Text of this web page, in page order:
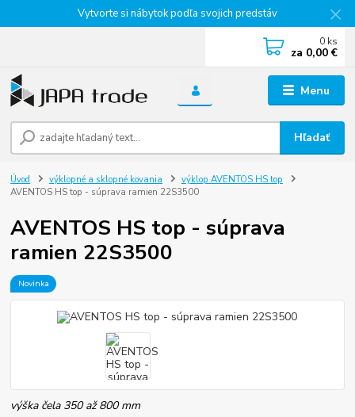
Vytvorte si nábytok podľa svojich predstáv
Menu
Hľadať
0 ks
za 0,00 €
Úvod výklopné a sklopné kovania
výklop AVENTOS HS top
AVENTOS HS top - súprava ramien 22S3500
AVENTOS HS top - súprava
ramien 22S3500
Novinka
výška čela 350 až 800 mm